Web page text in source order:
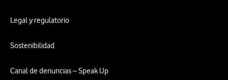
Legal y regulatorio
Sostenibilidad
Canal de denuncias – Speak Up